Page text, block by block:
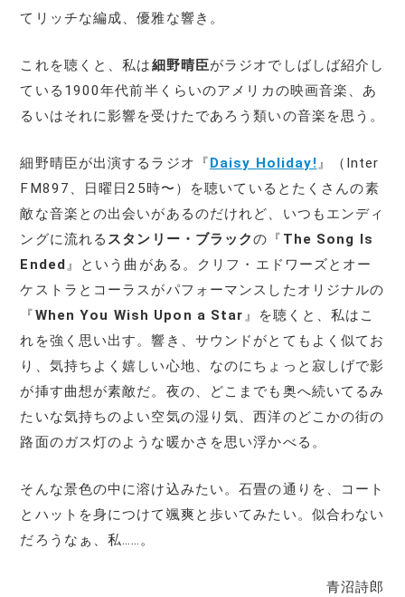
てリッチな編成、優雅な響き。
これを聴くと、私は細野晴臣がラジオでしばしば紹介し
ている1900年代前半くらいのアメリカの映画音楽、あ
るいはそれに影響を受けたであろう類いの音楽を思う。
細野晴臣が出演するラジオ『 Daisy Holiday!』（Inter
FM897、日曜日25時〜）を聴いているとたくさんの素
敵な音楽との出会いがあるのだけれど、いつもエンディ
ングに流れる スタンリー・ブラックの『 The Song Is
Ended 』という曲がある。クリフ・エドワーズとオー
ケストラとコーラスがパフォーマンスしたオリジナルの
『When You Wish Upon a Star 』を聴くと、私はこ
れを強く思い出す。響き、サウンドがとてもよく似てお
り、気持ちよく嬉しい心地、なのにちょっと寂しげで影
が挿す曲想が素敵だ。夜の、どこまでも奥へ続いてるみ
たいな気持ちのよい空気の湿り気、西洋のどこかの街の
路面のガス灯のような暖かさを思い浮かべる。
そんな景色の中に溶け込みたい。石畳の通りを、コート
とハットを身につけて颯爽と歩いてみたい。似合わない
だろうなぁ、私……。
青沼詩郎